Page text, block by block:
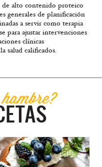
de alto contenido proteico
generales de planificación
a servir como terapia
para ajustar intervenciones
clínicas
salud calificados.